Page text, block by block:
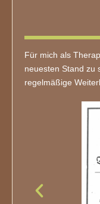
Für mich als
neuesten Stand zu
regelmäßige